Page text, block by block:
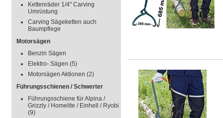
Kettenräder 1/4" Carving
Umrüstung
Carving Sägeketten auch
Baumpflege
Motorsägen
Benzin Sägen
Elektro- Sägen (5)
Motorsägen Aktionen (2)
Führungsschienen / Schwerter
Führungsschiene für Alpina /
Grizzly / Homelite / Einhell / Ryobi
(9)